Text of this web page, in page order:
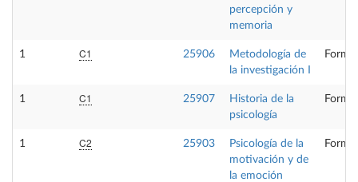
percepción y
memoria
1 C1 25906
Metodología de
la investigación I
1 C1 25907
Historia de la
psicología
1 C2 25903
Psicología de la
motivación y de
la emoción